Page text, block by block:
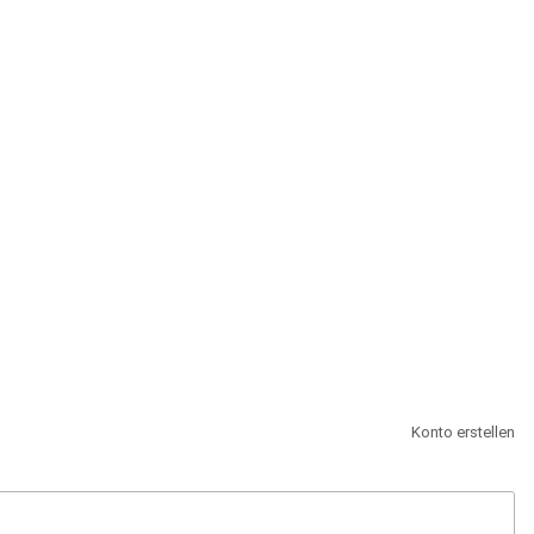
Konto erstellen